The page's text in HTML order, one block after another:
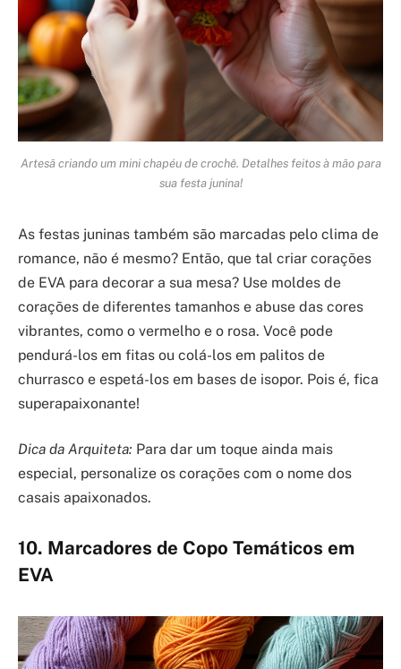
Artesã criando um mini chapéu de crochê. Detalhes feitos à mão para
sua festa junina!
As festas juninas também são marcadas pelo clima de
romance, não é mesmo? Então, que tal criar corações
de EVA para decorar a sua mesa? Use moldes de
corações de diferentes tamanhos e abuse das cores
vibrantes, como o vermelho e o rosa. Você pode
pendurá-los em fitas ou colá-los em palitos de
churrasco e espetá-los em bases de isopor. Pois é, fica
superapaixonante!
Dica da Arquiteta: Para dar um toque ainda mais
especial, personalize os corações com o nome dos
casais apaixonados.
10. Marcadores de Copo Temáticos em
EVA